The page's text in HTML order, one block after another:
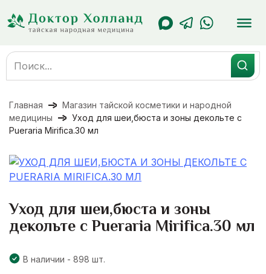
содержанию
Search
for:
Главная
Магазин тайской косметики и народной
медицины
Уход для шеи,бюста и зоны декольте с
Pueraria Mirifica.30 мл
Уход для шеи,бюста и зоны
декольте с Pueraria Mirifica.30 мл
В наличии - 898 шт.